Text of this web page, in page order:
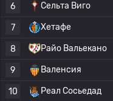
6 Сельта Виго
7 Хетафе
8 Райо Вальекано
9 Валенсия
10 Реал Сосьедад